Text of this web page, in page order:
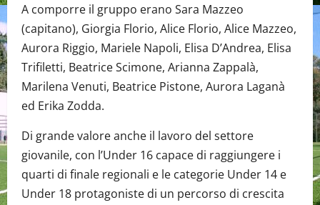
A comporre il gruppo erano Sara Mazzeo
(capitano), Giorgia Florio, Alice Florio, Alice Mazzeo,
Aurora Riggio, Mariele Napoli, Elisa D’Andrea, Elisa
Trifiletti, Beatrice Scimone, Arianna Zappalà,
Marilena Venuti, Beatrice Pistone, Aurora Laganà
ed Erika Zodda.
Di grande valore anche il lavoro del settore
giovanile, con l’Under 16 capace di raggiungere i
quarti di finale regionali e le categorie Under 14 e
Under 18 protagoniste di un percorso di crescita